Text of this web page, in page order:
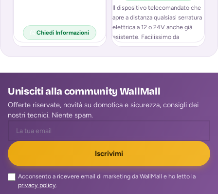
Chiedi Informazioni
Il dispositivo telecomandato che
apre a distanza qualsiasi serratura
elettrica a 12 o 24V anche già
esistente. Facilissimo da
installare,
Unisciti alla community WallMall
Offerte riservate, novità su domotica e sicurezza, consigli dei
nostri tecnici. Niente spam.
Iscrivimi
Acconsento a ricevere email di marketing da WallMall e ho letto la
privacy policy.